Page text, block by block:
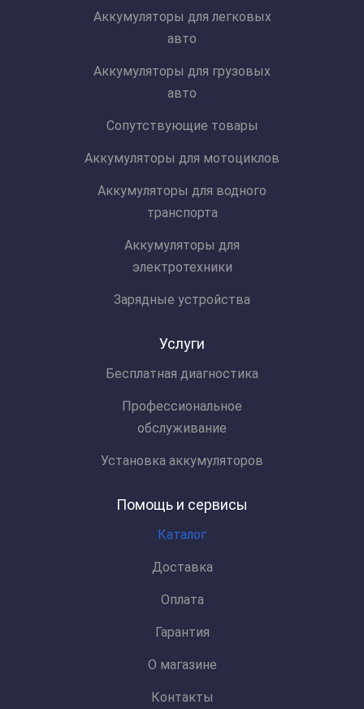
Аккумуляторы для легковых
авто
Аккумуляторы для грузовых
авто
Сопутствующие товары
Аккумуляторы для мотоциклов
Аккумуляторы для водного
транспорта
Аккумуляторы для
электротехники
Зарядные устройства
Услуги
Бесплатная диагностика
Профессиональное
обслуживание
Установка аккумуляторов
Помощь и сервисы
Каталог
Доставка
Оплата
Гарантия
О магазине
Контакты